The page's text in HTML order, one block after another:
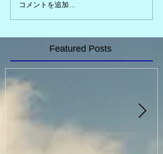
コメントを追加…
Featured Posts